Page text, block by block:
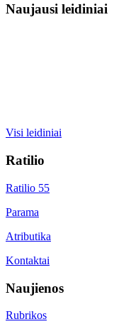
Naujausi leidiniai
Visi leidiniai
Ratilio
Ratilio 55
Parama
Atributika
Kontaktai
Naujienos
Rubrikos